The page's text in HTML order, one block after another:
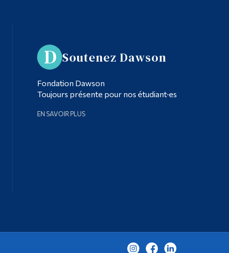
Soutenez Dawson
Fondation Dawson
Toujours présente pour nos étudiant·es
EN SAVOIR PLUS